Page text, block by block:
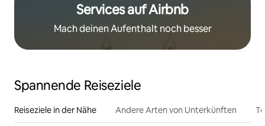
Services auf Airbnb
Mach deinen Aufenthalt noch besser
Spannende Reiseziele
Reiseziele in der Nähe Andere Arten von Unterkünften